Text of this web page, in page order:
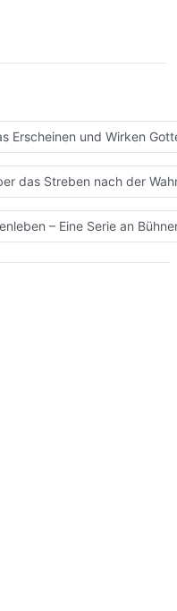
Erscheinen und Wirken
das Streben nach der
– Eine Serie an